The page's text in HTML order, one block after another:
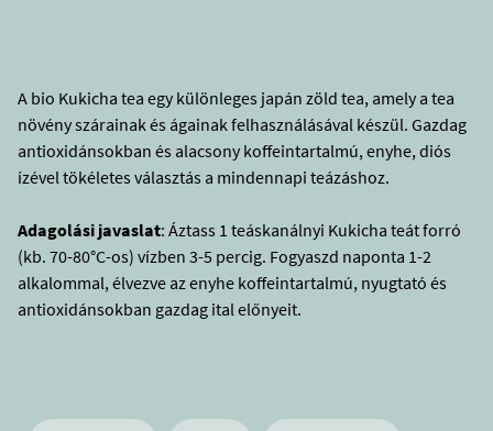
A bio Kukicha tea egy különleges japán zöld tea, amely a tea
növény szárainak és ágainak felhasználásával készül. Gazdag
antioxidánsokban és alacsony koffeintartalmú, enyhe, diós
ízével tökéletes választás a mindennapi teázáshoz.
Adagolási javaslat: Áztass 1 teáskanálnyi Kukicha teát forró
(kb. 70-80°C-os) vízben 3-5 percig. Fogyaszd naponta 1-2
alkalommal, élvezve az enyhe koffeintartalmú, nyugtató és
antioxidánsokban gazdag ital előnyeit.